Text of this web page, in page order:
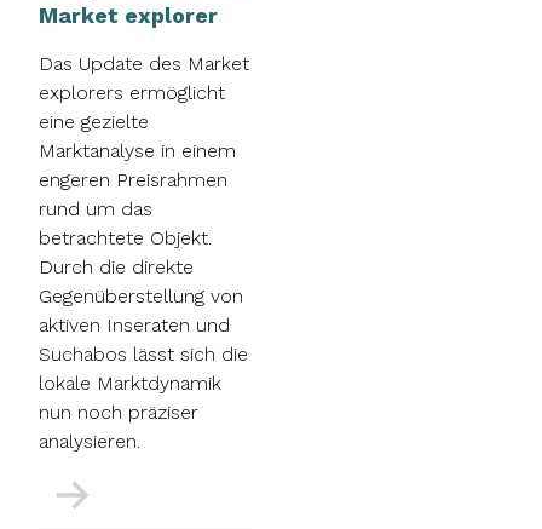
Market explorer
Das Update des Market
explorers ermöglicht
eine gezielte
Marktanalyse in einem
engeren Preisrahmen
rund um das
betrachtete Objekt.
Durch die direkte
Gegenüberstellung von
aktiven Inseraten und
Suchabos lässt sich die
lokale Marktdynamik
nun noch präziser
analysieren.
More